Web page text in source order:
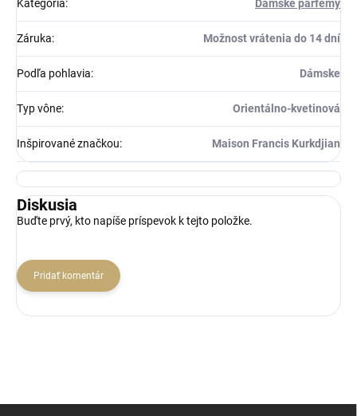
Kategória: Dámske parfémy
Záruka: Možnost vrátenia do 14 dní
Podľa pohlavia: Dámske
Typ vône: Orientálno-kvetinová
Inšpirované značkou: Maison Francis Kurkdjian
Diskusia
Buďte prvý, kto napíše príspevok k tejto položke.
Pridať komentár